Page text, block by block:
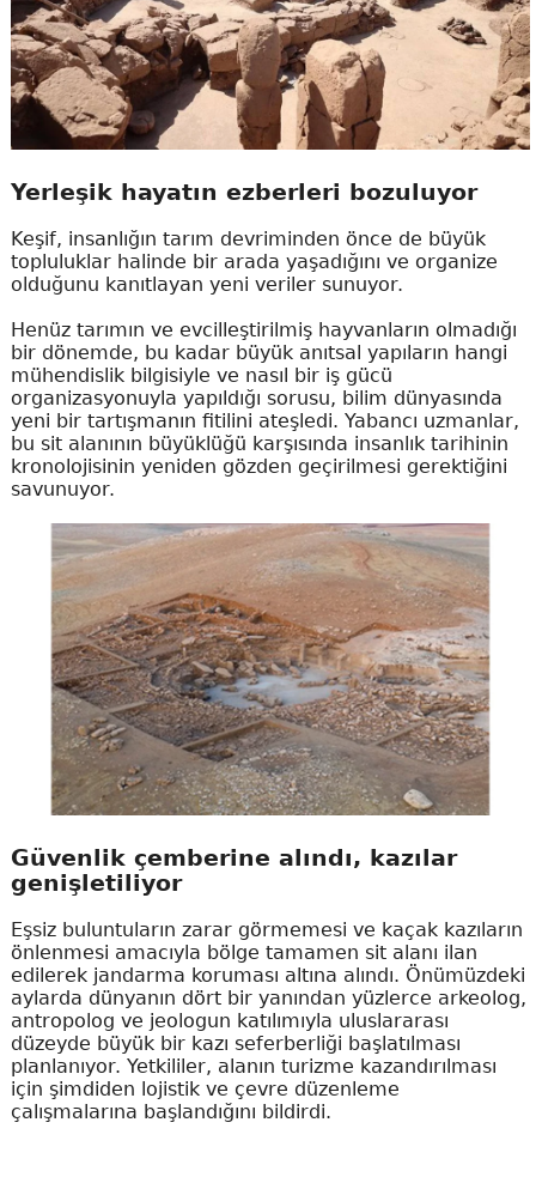
Yerleşik hayatın ezberleri bozuluyor
Keşif, insanlığın tarım devriminden önce de büyük
topluluklar halinde bir arada yaşadığını ve organize
olduğunu kanıtlayan yeni veriler sunuyor.
Henüz tarımın ve evcilleştirilmiş hayvanların olmadığı
bir dönemde, bu kadar büyük anıtsal yapıların hangi
mühendislik bilgisiyle ve nasıl bir iş gücü
organizasyonuyla yapıldığı sorusu, bilim dünyasında
yeni bir tartışmanın fitilini ateşledi. Yabancı uzmanlar,
bu sit alanının büyüklüğü karşısında insanlık tarihinin
kronolojisinin yeniden gözden geçirilmesi gerektiğini
savunuyor.
Güvenlik çemberine alındı, kazılar
genişletiliyor
Eşsiz buluntuların zarar görmemesi ve kaçak kazıların
önlenmesi amacıyla bölge tamamen sit alanı ilan
edilerek jandarma koruması altına alındı. Önümüzdeki
aylarda dünyanın dört bir yanından yüzlerce arkeolog,
antropolog ve jeologun katılımıyla uluslararası
düzeyde büyük bir kazı seferberliği başlatılması
planlanıyor. Yetkililer, alanın turizme kazandırılması
için şimdiden lojistik ve çevre düzenleme
çalışmalarına başlandığını bildirdi.